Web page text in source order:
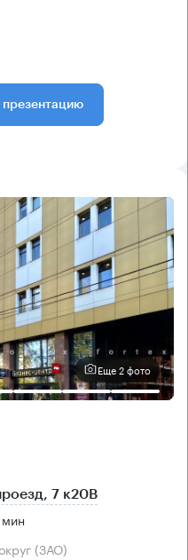
презентацию
Еще 2 фото
7 к20В
(ЗАО)